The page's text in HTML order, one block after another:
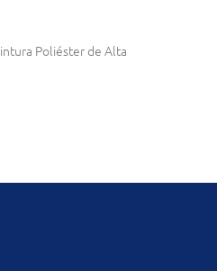
Poliéster de Alta